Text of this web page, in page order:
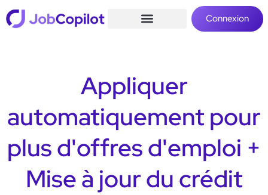
Connexion
Appliquer
automatiquement pour
plus d'offres d'emploi +
Mise à jour du crédit